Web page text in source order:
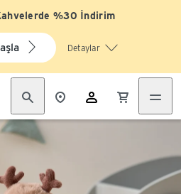
%30 İndirim
Detaylar